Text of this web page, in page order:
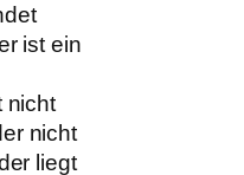
ist ein
nicht
nicht
liegt